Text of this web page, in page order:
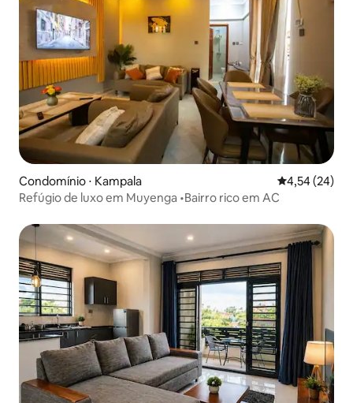
Condomínio ⋅ Kampala 4,54 de uma
4,54 (24)
Refúgio de luxo em Muyenga •Bairro rico em AC